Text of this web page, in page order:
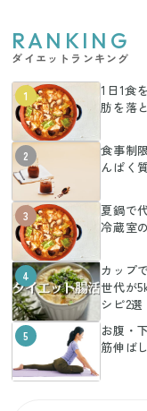
RANKING
ダイエットランキング
1
1日1食
肪を落
2
食事制
んぱく
3
夏鍋で
冷蔵室
4
カップ
世代が
シピ2選
5
お腹・
筋伸ばし